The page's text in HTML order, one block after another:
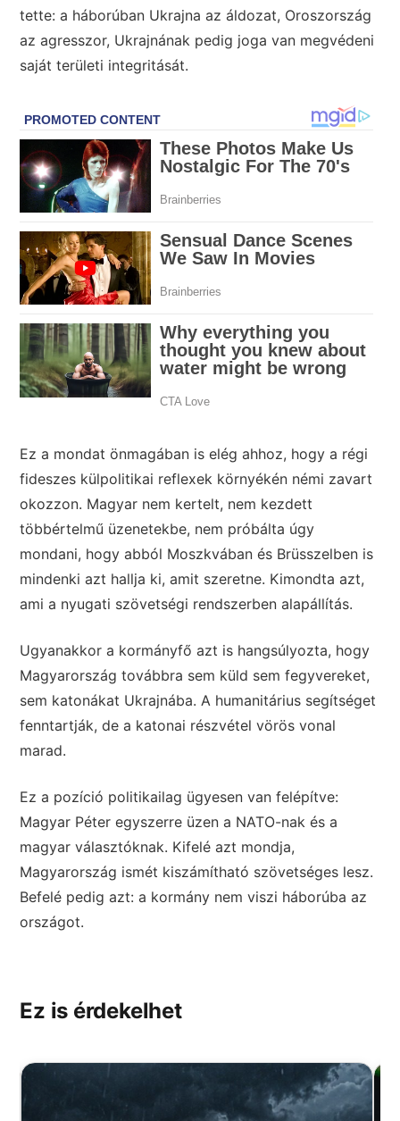
tette: a háborúban Ukrajna az áldozat, Oroszország
az agresszor, Ukrajnának pedig joga van megvédeni
saját területi integritását.
Ez a mondat önmagában is elég ahhoz, hogy a régi
fideszes külpolitikai reflexek környékén némi zavart
okozzon. Magyar nem kertelt, nem kezdett
többértelmű üzenetekbe, nem próbálta úgy
mondani, hogy abból Moszkvában és Brüsszelben is
mindenki azt hallja ki, amit szeretne. Kimondta azt,
ami a nyugati szövetségi rendszerben alapállítás.
Ugyanakkor a kormányfő azt is hangsúlyozta, hogy
Magyarország továbbra sem küld sem fegyvereket,
sem katonákat Ukrajnába. A humanitárius segítséget
fenntartják, de a katonai részvétel vörös vonal
marad.
Ez a pozíció politikailag ügyesen van felépítve:
Magyar Péter egyszerre üzen a NATO-nak és a
magyar választóknak. Kifelé azt mondja,
Magyarország ismét kiszámítható szövetséges lesz.
Befelé pedig azt: a kormány nem viszi háborúba az
országot.
Ez is érdekelhet